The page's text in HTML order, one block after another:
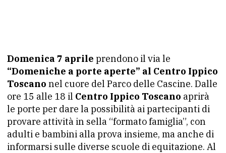
Domenica 7 aprile prendono il via le
“Domeniche a porte aperte” al Centro Ippico
Toscano nel cuore del Parco delle Cascine. Dalle
ore 15 alle 18 il Centro Ippico Toscano aprirà
le porte per dare la possibilità ai partecipanti di
provare attività in sella “formato famiglia”, con
adulti e bambini alla prova insieme, ma anche di
informarsi sulle diverse scuole di equitazione. Al